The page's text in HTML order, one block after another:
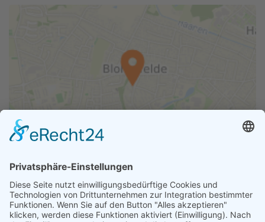
26129 OLDENBURG